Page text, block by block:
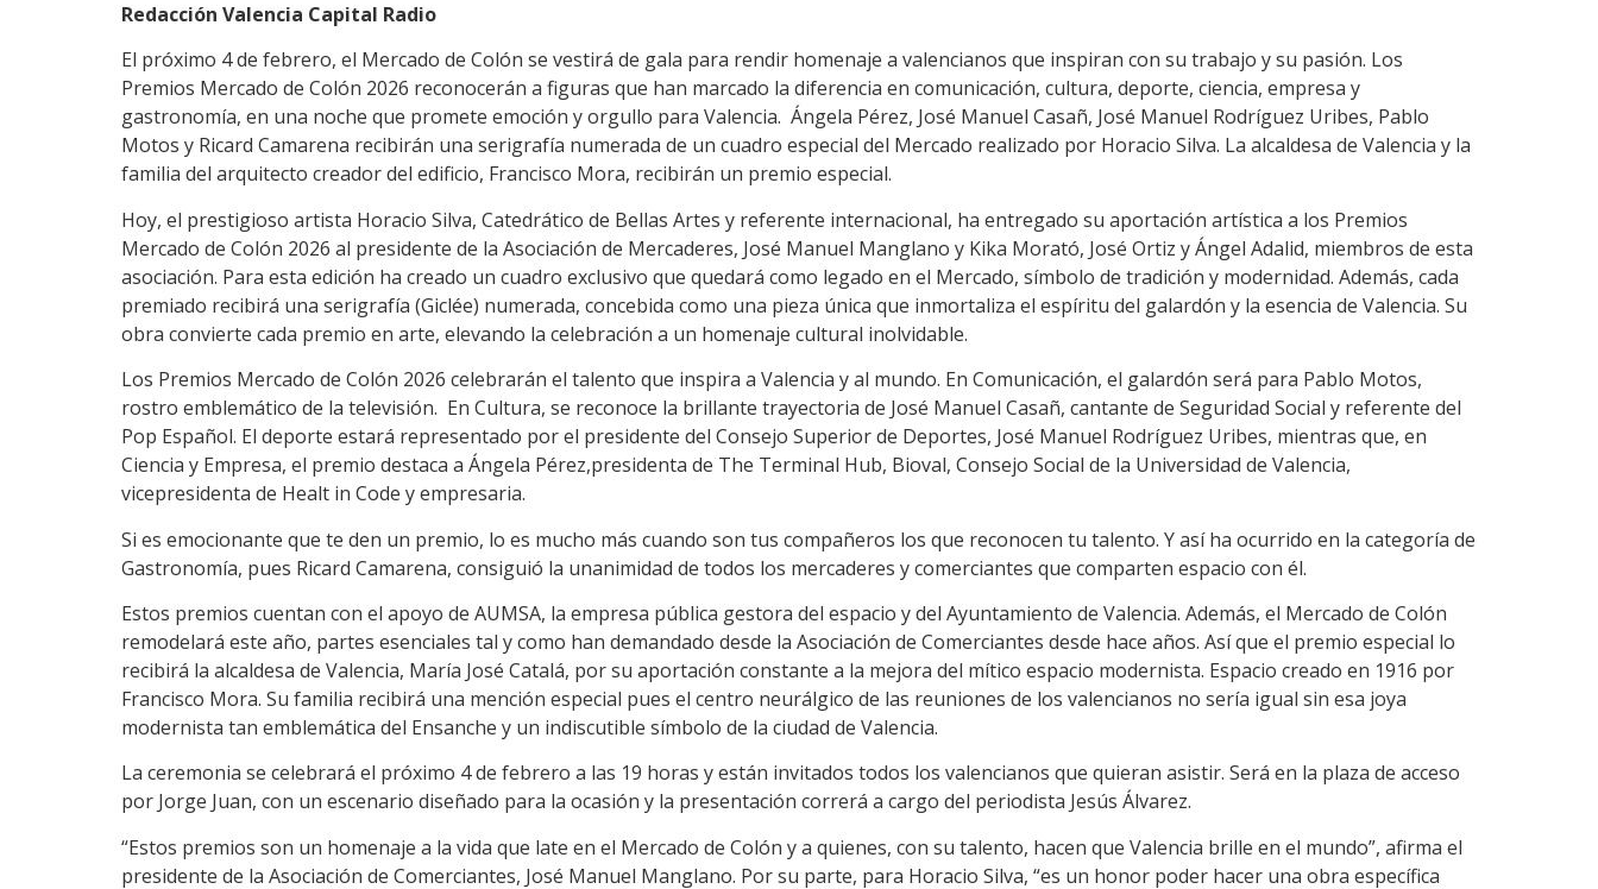
Redacción Valencia Capital Radio
El próximo 4 de febrero, el Mercado de Colón se vestirá de gala para rendir homenaje a valencianos que inspiran con su trabajo y su pasión. Los
Premios Mercado de Colón 2026 reconocerán a figuras que han marcado la diferencia en comunicación, cultura, deporte, ciencia, empresa y
gastronomía, en una noche que promete emoción y orgullo para Valencia. Ángela Pérez, José Manuel Casañ, José Manuel Rodríguez Uribes, Pablo
Motos y Ricard Camarena recibirán una serigrafía numerada de un cuadro especial del Mercado realizado por Horacio Silva. La alcaldesa de Valencia y la
familia del arquitecto creador del edificio, Francisco Mora, recibirán un premio especial.
Hoy, el prestigioso artista Horacio Silva, Catedrático de Bellas Artes y referente internacional, ha entregado su aportación artística a los Premios
Mercado de Colón 2026 al presidente de la Asociación de Mercaderes, José Manuel Manglano y Kika Morató, José Ortiz y Ángel Adalid, miembros de esta
asociación. Para esta edición ha creado un cuadro exclusivo que quedará como legado en el Mercado, símbolo de tradición y modernidad. Además, cada
premiado recibirá una serigrafía (Giclée) numerada, concebida como una pieza única que inmortaliza el espíritu del galardón y la esencia de Valencia. Su
obra convierte cada premio en arte, elevando la celebración a un homenaje cultural inolvidable.
Los Premios Mercado de Colón 2026 celebrarán el talento que inspira a Valencia y al mundo. En Comunicación, el galardón será para Pablo Motos,
rostro emblemático de la televisión. En Cultura, se reconoce la brillante trayectoria de José Manuel Casañ, cantante de Seguridad Social y referente del
Pop Español. El deporte estará representado por el presidente del Consejo Superior de Deportes, José Manuel Rodríguez Uribes, mientras que, en
Ciencia y Empresa, el premio destaca a Ángela Pérez,presidenta de The Terminal Hub, Bioval, Consejo Social de la Universidad de Valencia,
vicepresidenta de Healt in Code y empresaria.
Si es emocionante que te den un premio, lo es mucho más cuando son tus compañeros los que reconocen tu talento. Y así ha ocurrido en la categoría de
Gastronomía, pues Ricard Camarena, consiguió la unanimidad de todos los mercaderes y comerciantes que comparten espacio con él.
Estos premios cuentan con el apoyo de AUMSA, la empresa pública gestora del espacio y del Ayuntamiento de Valencia. Además, el Mercado de Colón
remodelará este año, partes esenciales tal y como han demandado desde la Asociación de Comerciantes desde hace años. Así que el premio especial lo
recibirá la alcaldesa de Valencia, María José Catalá, por su aportación constante a la mejora del mítico espacio modernista. Espacio creado en 1916 por
Francisco Mora. Su familia recibirá una mención especial pues el centro neurálgico de las reuniones de los valencianos no sería igual sin esa joya
modernista tan emblemática del Ensanche y un indiscutible símbolo de la ciudad de Valencia.
La ceremonia se celebrará el próximo 4 de febrero a las 19 horas y están invitados todos los valencianos que quieran asistir. Será en la plaza de acceso
por Jorge Juan, con un escenario diseñado para la ocasión y la presentación correrá a cargo del periodista Jesús Álvarez.
“Estos premios son un homenaje a la vida que late en el Mercado de Colón y a quienes, con su talento, hacen que Valencia brille en el mundo”, afirma el
presidente de la Asociación de Comerciantes, José Manuel Manglano. Por su parte, para Horacio Silva, “es un honor poder hacer una obra específica